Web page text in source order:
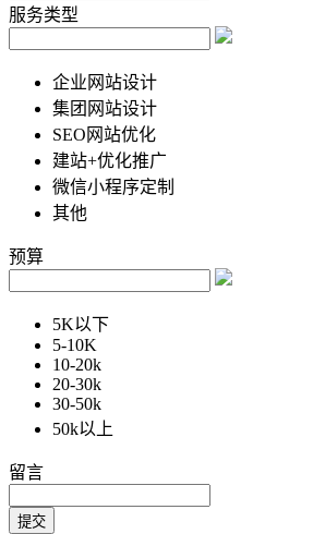
服务类型
企业网站设计
集团网站设计
SEO网站优化
建站+优化推广
微信小程序定制
其他
预算
5K以下
5-10K
10-20k
20-30k
30-50k
50k以上
留言